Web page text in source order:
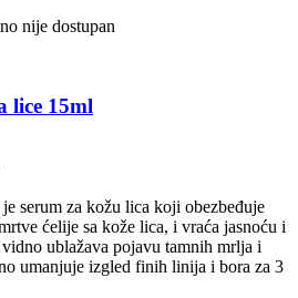
nije dostupan
lice 15ml
serum za kožu lica koji obezbeđuje
ćelije sa kože lica, i vraća jasnoću i
ublažava pojavu tamnih mrlja i
umanjuje izgled finih linija i bora za 3